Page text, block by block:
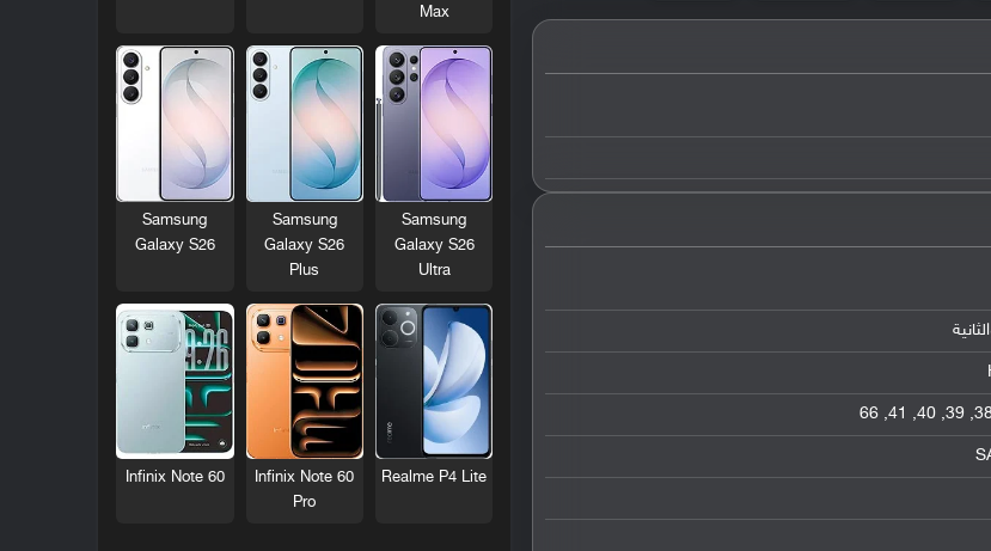
Max
Samsung
Galaxy S26
Ultra
Samsung
Galaxy S26
Plus
Samsung
Galaxy S26
Realme P4 Lite
Infinix Note 60
Pro
Infinix Note 60